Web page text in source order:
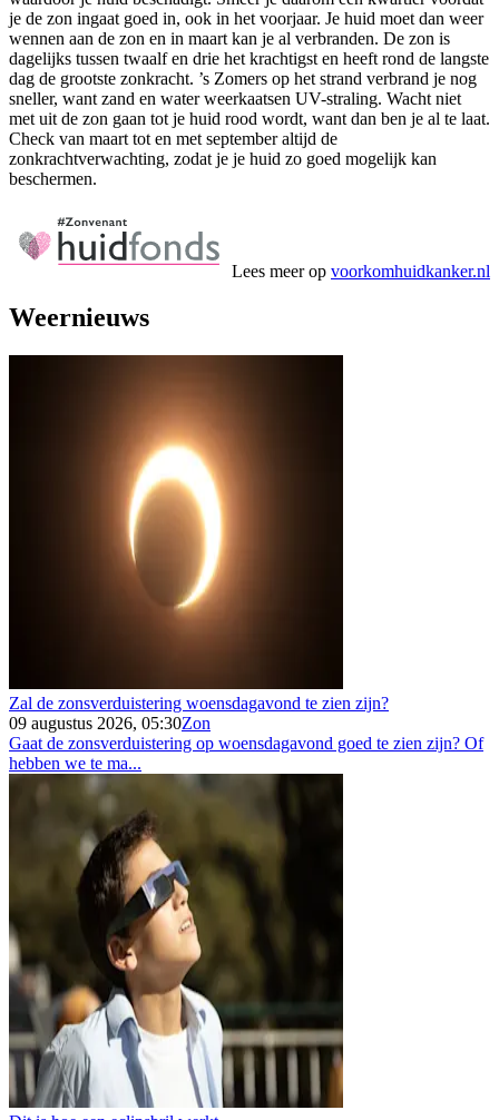
je de zon ingaat goed in, ook in het voorjaar. Je huid moet dan weer
wennen aan de zon en in maart kan je al verbranden. De zon is
dagelijks tussen twaalf en drie het krachtigst en heeft rond de langste
dag de grootste zonkracht. ’s Zomers op het strand verbrand je nog
sneller, want zand en water weerkaatsen UV-straling. Wacht niet
met uit de zon gaan tot je huid rood wordt, want dan ben je al te laat.
Check van maart tot en met september altijd de
zonkrachtverwachting, zodat je je huid zo goed mogelijk kan
beschermen.
Lees meer op voorkomhuidkanker.nl
Weernieuws
Zal de zonsverduistering woensdagavond te zien zijn?
09 augustus 2026, 05:30Zon
Gaat de zonsverduistering op woensdagavond goed te zien zijn? Of
hebben we te ma...